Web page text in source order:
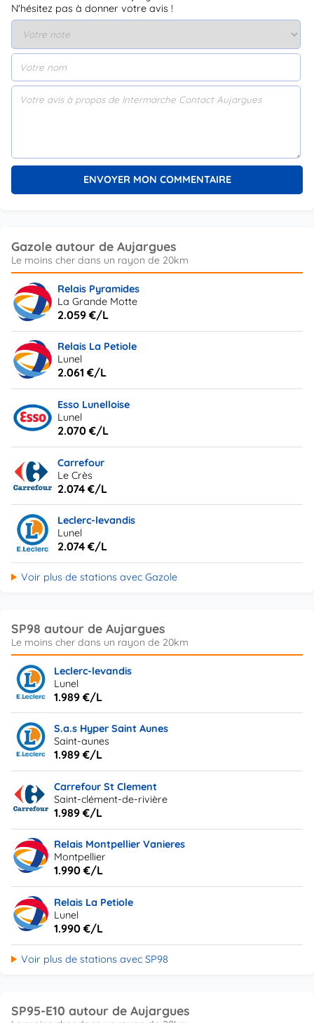
N'hésitez pas à donner votre avis !
Gazole autour de Aujargues
Relais Pyramides
La Grande Motte
2.059 €/L
Relais La Petiole
Lunel
2.061 €/L
Esso Lunelloise
Lunel
2.070 €/L
Carrefour
Le Crès
2.074 €/L
Leclerc-levandis
Lunel
2.074 €/L
Voir plus de stations avec Gazole
SP98 autour de Aujargues
Leclerc-levandis
Lunel
1.989 €/L
S.a.s Hyper Saint Aunes
Saint-aunes
1.989 €/L
Carrefour St Clement
Saint-clément-de-rivière
1.989 €/L
Relais Montpellier Vanieres
Montpellier
1.990 €/L
Relais La Petiole
Lunel
1.990 €/L
Voir plus de stations avec SP98
SP95-E10 autour de Aujargues